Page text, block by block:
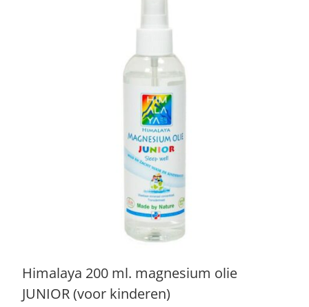
Himalaya 200 ml. magnesium olie
JUNIOR (voor kinderen)